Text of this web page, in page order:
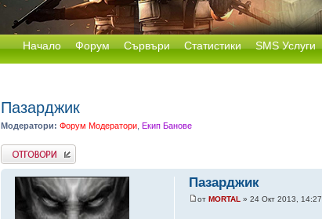
Начало Форум Сървъри Статистики SMS Услуги
Пазарджик
Модератори: Форум Модератори Екип Банове
Добави отговор
Пазарджик
отMORTAL » 24 Окт 2013, 14:27